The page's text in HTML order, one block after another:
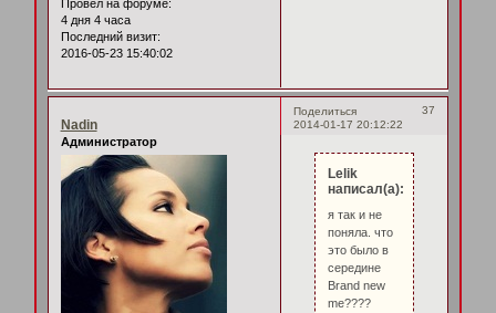
Провел на форуме:
4 дня 4 часа
Последний визит:
2016-05-23 15:40:02
Поделиться
37
2014-01-17 20:12:22
Nadin
Администратор
Lelik
написал(а):
я так и не
поняла. что
это было в
середине
Brand new
me????